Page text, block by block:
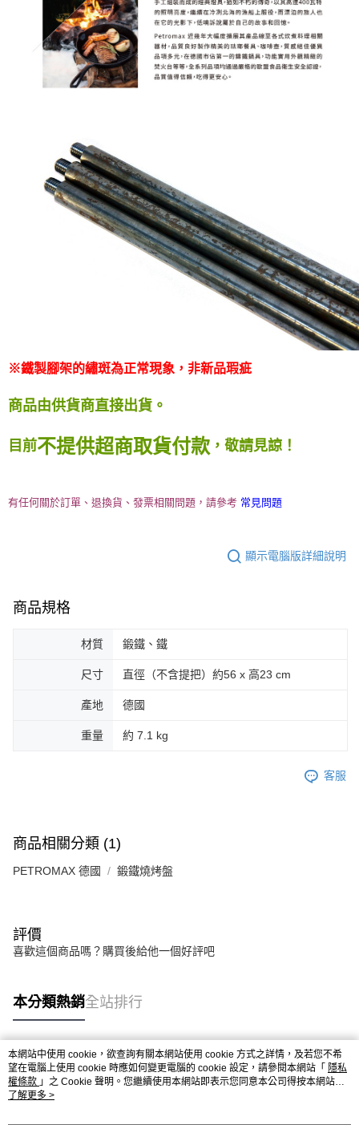
※鐵製腳架的繡斑為正常現象，非新品瑕疵
商品由供貨商直接出貨 。
目前不提供超商取貨付款 ，敬請見諒！
有任何關於訂單、退換貨、發票相關問題，請參考 常見問題
顯示電腦版詳細說明
商品規格
材質 鍛鐵、鐵
尺寸 直徑（不含提把）約56 x 高23 cm
產地 德國
重量 約 7.1 kg
客服
商品相關分類 (1)
PETROMAX 德國 鍛鐵燒烤盤
評價
喜歡這個商品嗎？購買後給他一個好評吧
本分類熱銷全站排行
熱門標籤
本網站中使用 cookie，欲查詢有關本網站使用 cookie 方式之詳情，及若您不希
望在電腦上使用 cookie 時應如何變更電腦的 cookie 設定，請參閱本網站「 隱私
權條款 」之 Cookie 聲明。您繼續使用本網站即表示您同意本公司得按本網站使
用條款之 Cookie 聲明使用 cookie。
了解更多 >